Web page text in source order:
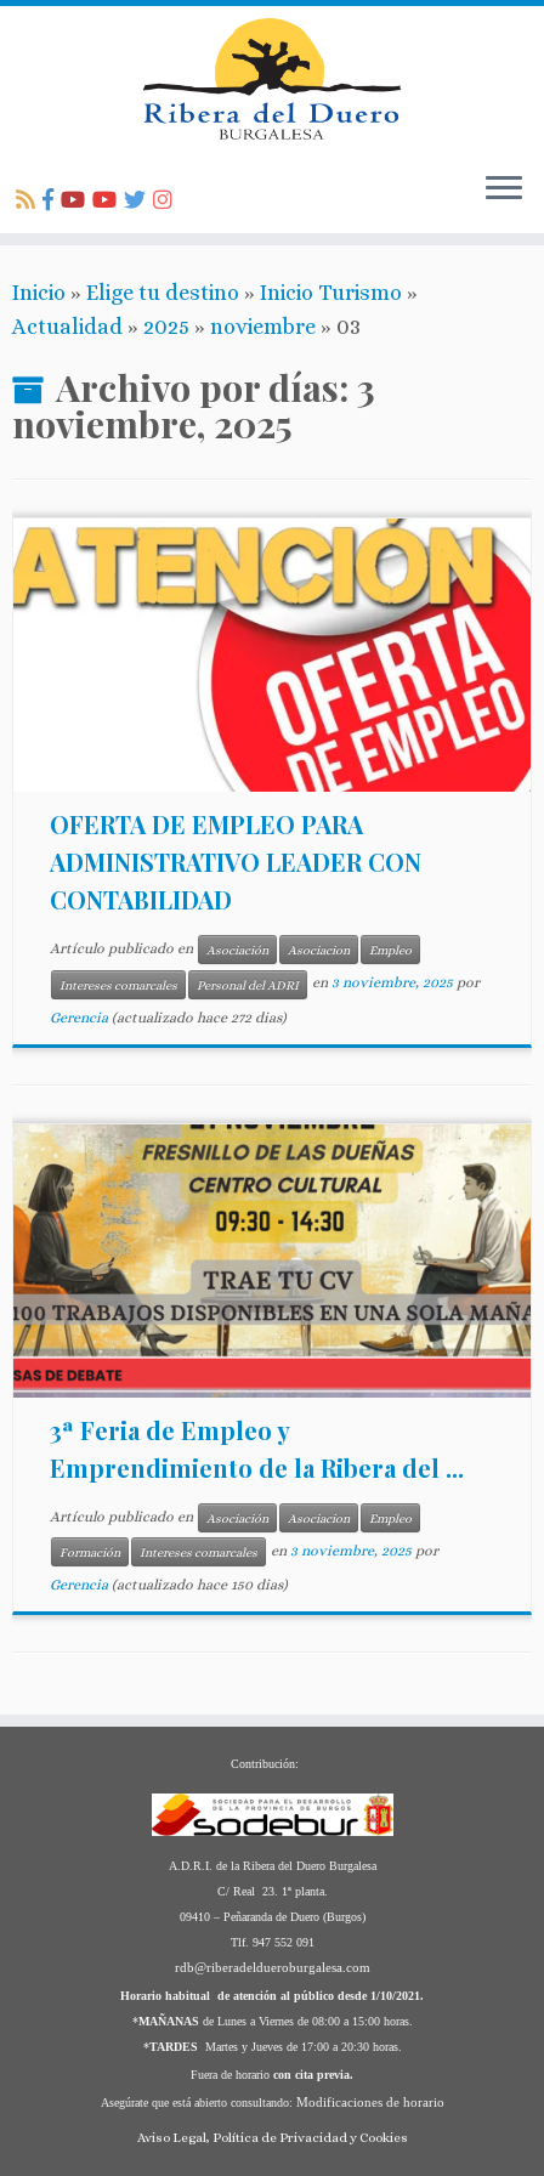
Inicio » Elige tu destino » Inicio Turismo »
Actualidad » 2025 » noviembre » 03
Archivo por días: 3
noviembre, 2025
OFERTA DE EMPLEO PARA
ADMINISTRATIVO LEADER CON
CONTABILIDAD
Artículo publicado en Asociación Asociacion Empleo
Intereses comarcales Personal del ADRI en 3 noviembre, 2025 por
Gerencia(actualizado hace 272 dias)
3ª Feria de Empleo y
Emprendimiento de la Ribera del ...
Artículo publicado en Asociación Asociacion Empleo
Formación Intereses comarcales en 3 noviembre, 2025 por
Gerencia(actualizado hace 150 dias)
Contribución:
A.D.R.I. de la Ribera del Duero Burgalesa
C/ Real 23. 1ª planta.
09410 – Peñaranda de Duero (Burgos)
Tlf. 947 552 091
rdb@riberadeldueroburgalesa.com
Horario habitual de atención al público desde 1/10/2021.
*MAÑANAS de Lunes a Viernes de 08:00 a 15:00 horas.
*TARDES Martes y Jueves de 17:00 a 20:30 horas.
Fuera de horario con cita previa.
Asegúrate que está abierto consultando: Modificaciones de horario
Aviso Legal, Política de Privacidad y Cookies